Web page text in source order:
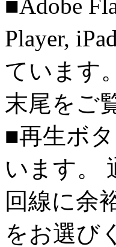
■Adobe
Player,
ています
末尾をご
■再生ボ
います。
回線に余
をお選び